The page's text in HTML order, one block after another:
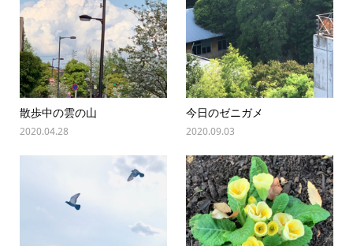
散歩中の雲の山
2020.04.28
今日のゼニガメ
2020.09.03